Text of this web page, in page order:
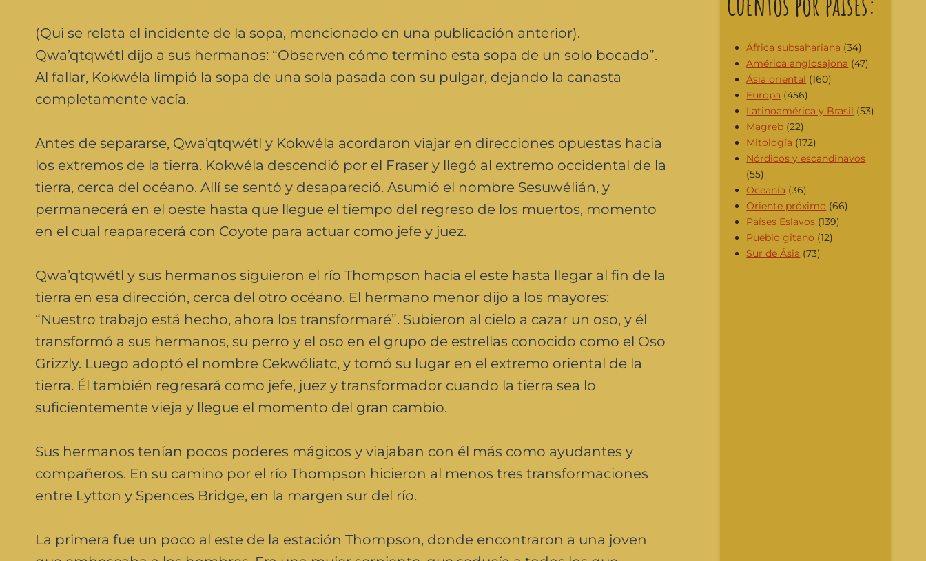
(Qui se relata el incidente de la sopa, mencionado en una publicación anterior).
Qwa’qtqwétl dijo a sus hermanos: “Observen cómo termino esta sopa de un solo bocado”.
Al fallar, Kokwéla limpió la sopa de una sola pasada con su pulgar, dejando la canasta
completamente vacía.
Antes de separarse, Qwa’qtqwétl y Kokwéla acordaron viajar en direcciones opuestas hacia
los extremos de la tierra. Kokwéla descendió por el Fraser y llegó al extremo occidental de la
tierra, cerca del océano. Allí se sentó y desapareció. Asumió el nombre Sesuwélián, y
permanecerá en el oeste hasta que llegue el tiempo del regreso de los muertos, momento
en el cual reaparecerá con Coyote para actuar como jefe y juez.
Qwa’qtqwétl y sus hermanos siguieron el río Thompson hacia el este hasta llegar al fin de la
tierra en esa dirección, cerca del otro océano. El hermano menor dijo a los mayores:
“Nuestro trabajo está hecho, ahora los transformaré”. Subieron al cielo a cazar un oso, y él
transformó a sus hermanos, su perro y el oso en el grupo de estrellas conocido como el Oso
Grizzly. Luego adoptó el nombre Cekwóliatc, y tomó su lugar en el extremo oriental de la
tierra. Él también regresará como jefe, juez y transformador cuando la tierra sea lo
suficientemente vieja y llegue el momento del gran cambio.
Sus hermanos tenían pocos poderes mágicos y viajaban con él más como ayudantes y
compañeros. En su camino por el río Thompson hicieron al menos tres transformaciones
entre Lytton y Spences Bridge, en la margen sur del río.
La primera fue un poco al este de la estación Thompson, donde encontraron a una joven
África subsahariana (34)
América anglosajona (47)
Ásia oriental (160)
Europa (456)
Latinoamérica y Brasil (53)
Magreb (22)
Mitología (172)
Nórdicos y escandinavos
(55)
Oceanía (36)
Oriente próximo (66)
Países Eslavos (139)
Pueblo gitano (12)
Sur de Ásia (73)